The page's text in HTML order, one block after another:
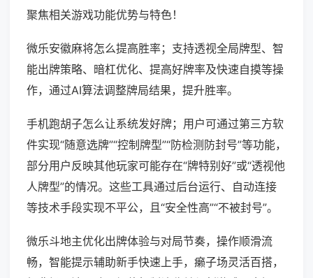
聚焦相关游戏功能优势与特色！
微乐安徽麻将怎么提高胜率；支持透视全局牌型、智
能出牌策略、暗杠优化、提高好牌率及快速自摸等操
作，通过AI算法调整牌局结果，提升胜率。
手机跑胡子怎么让系统发好牌；用户可通过第三方软
件实现“随意选牌”“控制牌型”“防检测防封号”等功能，
部分用户反映其他玩家可能存在“牌特别好”或“透视他
人牌型”的情况。这些工具通过后台运行、自动连接
等技术手段实现不平公，且“安全性高”“不被封号”。
微乐斗地主优化出牌体验与对局节奏，操作顺滑流
畅，智能提示辅助新手快速上手，癞子场灵活百搭，